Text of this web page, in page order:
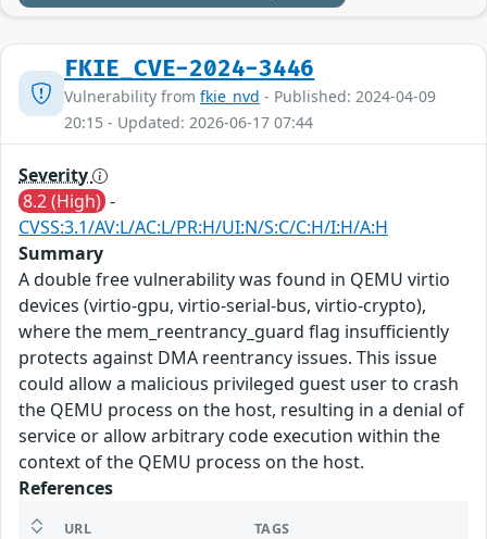
FKIE_CVE-2024-3446
Vulnerability from fkie_nvd - Published: 2024-04-09
20:15 - Updated: 2026-06-17 07:44
Severity
8.2 (High) -
CVSS:3.1/AV:L/AC:L/PR:H/UI:N/S:C/C:H/I:H/A:H
Summary
A double free vulnerability was found in QEMU virtio
devices (virtio-gpu, virtio-serial-bus, virtio-crypto),
where the mem_reentrancy_guard flag insufficiently
protects against DMA reentrancy issues. This issue
could allow a malicious privileged guest user to crash
the QEMU process on the host, resulting in a denial of
service or allow arbitrary code execution within the
context of the QEMU process on the host.
References
URL TAGS